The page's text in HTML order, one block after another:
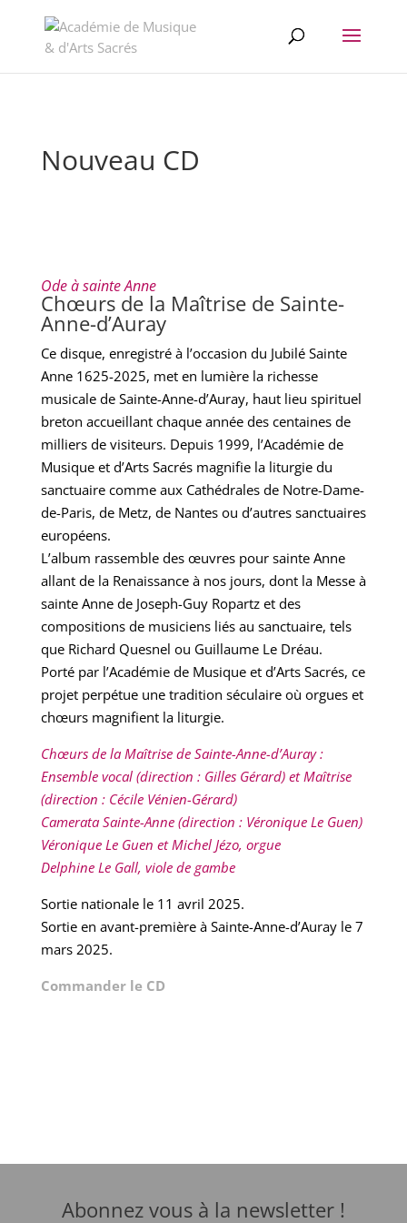
Nouveau CD
Ode à sainte Anne
Chœurs de la Maîtrise de Sainte-
Anne-d’Auray
Ce disque, enregistré à l’occasion du Jubilé Sainte
Anne 1625-2025, met en lumière la richesse
musicale de Sainte-Anne-d’Auray, haut lieu spirituel
breton accueillant chaque année des centaines de
milliers de visiteurs. Depuis 1999, l’Académie de
Musique et d’Arts Sacrés magnifie la liturgie du
sanctuaire comme aux Cathédrales de Notre-Dame-
de-Paris, de Metz, de Nantes ou d’autres sanctuaires
européens.
L’album rassemble des œuvres pour sainte Anne
allant de la Renaissance à nos jours, dont la Messe à
sainte Anne de Joseph-Guy Ropartz et des
compositions de musiciens liés au sanctuaire, tels
que Richard Quesnel ou Guillaume Le Dréau.
Porté par l’Académie de Musique et d’Arts Sacrés, ce
projet perpétue une tradition séculaire où orgues et
chœurs magnifient la liturgie.
Chœurs de la Maîtrise de Sainte-Anne-d’Auray :
Ensemble vocal (direction : Gilles Gérard) et Maîtrise
(direction : Cécile Vénien-Gérard)
Camerata Sainte-Anne (direction : Véronique Le Guen)
Véronique Le Guen et Michel Jézo, orgue
Delphine Le Gall, viole de gambe
Sortie nationale le 11 avril 2025.
Sortie en avant-première à Sainte-Anne-d’Auray le 7
mars 2025.
Commander le CD
Abonnez vous à la newsletter !